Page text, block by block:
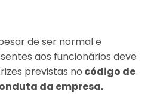
de ser normal e
aos funcionários deve
previstas no código de
da empresa.